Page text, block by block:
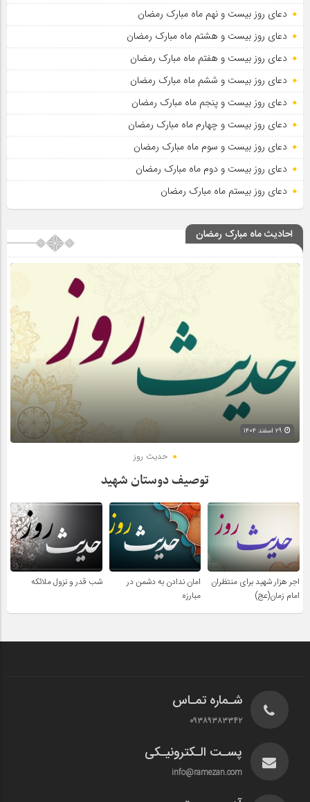
دعای روز بیست و نهم ماه مبارک رمضان
دعای روز بیست و هشتم ماه مبارک رمضان
دعای روز بیست و هفتم ماه مبارک رمضان
دعای روز بیست و ششم ماه مبارک رمضان
دعای روز بیست و پنجم ماه مبارک رمضان
دعای روز بیست و چهارم ماه مبارک رمضان
دعای روز بیست و سوم ماه مبارک رمضان
دعای روز بیست و دوم ماه مبارک رمضان
دعای روز بیستم ماه مبارک رمضان
احادیث ماه مبارک رمضان
حدیث روز
توصیف دوستان شهید
اجر هزار شهید برای منتظران
امام زمان(عج)
امان ندادن به دشمن در
مبارزه
شب قدر و نزول ملائکه
شـماره تمـاس
۰۹۳۸۹۳۸۳۳۴۲
پسـت الـکترونیـکی
info@ramezan.com